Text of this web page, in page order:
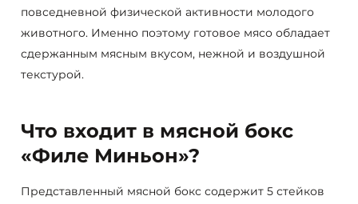
повседневной физической активности молодого
животного. Именно поэтому готовое мясо обладает
сдержанным мясным вкусом, нежной и воздушной
текстурой.
Что входит в мясной бокс
«Филе Миньон»?
Представленный мясной бокс содержит 5 стейков